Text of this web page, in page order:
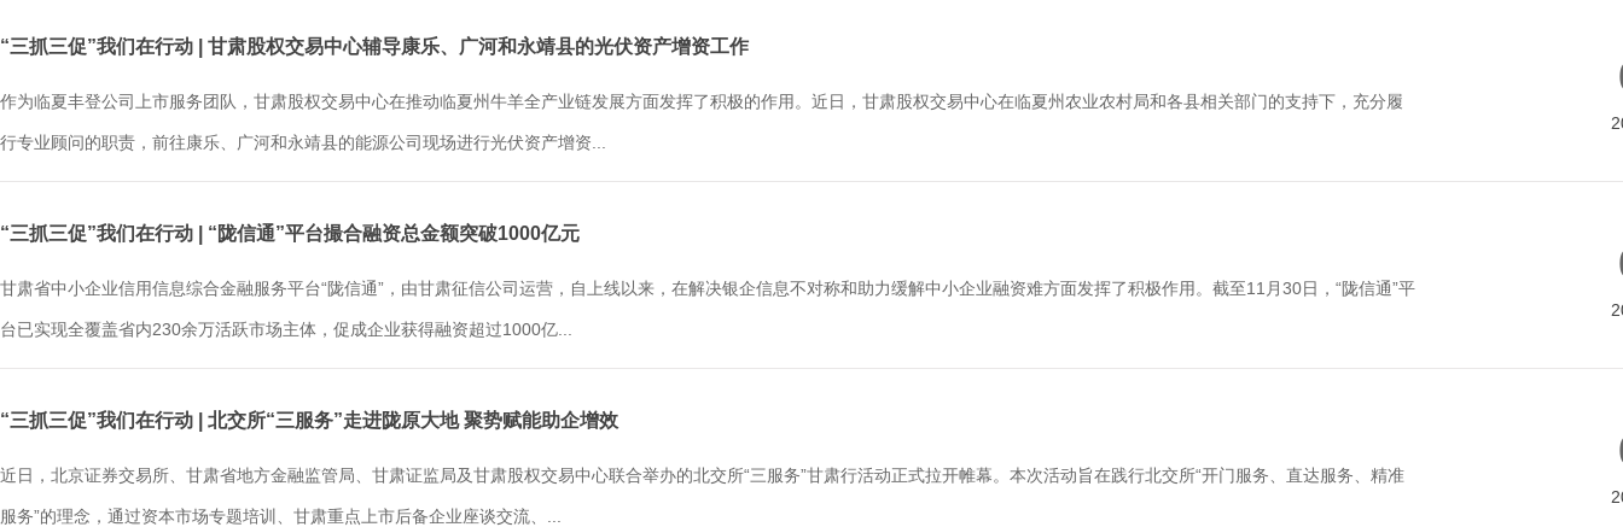
“三抓三促”我们在行动 | 甘肃股权交易中心辅导康乐、广河和永靖县的光伏资产增资工作
作为临夏丰登公司上市服务团队，甘肃股权交易中心在推动临夏州牛羊全产业链发展方面发挥了积极的作用。近日，甘肃股权交易中心在临夏州农业农村局和各县相关部门的支持下，充分履
行专业顾问的职责，前往康乐、广河和永靖县的能源公司现场进行光伏资产增资...
“三抓三促”我们在行动 | “陇信通”平台撮合融资总金额突破1000亿元
甘肃省中小企业信用信息综合金融服务平台“陇信通”，由甘肃征信公司运营，自上线以来，在解决银企信息不对称和助力缓解中小企业融资难方面发挥了积极作用。截至11月30日，“陇信通”平
台已实现全覆盖省内230余万活跃市场主体，促成企业获得融资超过1000亿...
“三抓三促”我们在行动 | 北交所“三服务”走进陇原大地 聚势赋能助企增效
近日，北京证券交易所、甘肃省地方金融监管局、甘肃证监局及甘肃股权交易中心联合举办的北交所“三服务”甘肃行活动正式拉开帷幕。本次活动旨在践行北交所“开门服务、直达服务、精准
服务”的理念，通过资本市场专题培训、甘肃重点上市后备企业座谈交流、...